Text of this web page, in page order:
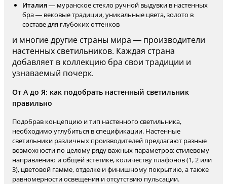
Италия— муранское стекло ручной выдувки в настенных
бра — вековые традиции, уникальные цвета, золото в
составе для глубоких оттенков
и многие другие страны мира — производители
настенных светильников. Каждая страна
добавляет в коллекцию бра свои традиции и
узнаваемый почерк.
От А до Я: как подобрать настенный светильник
правильно
Подобрав концепцию и тип настенного светильника,
необходимо углубиться в спецификации. Настенные
светильники различных производителей предлагают разные
возможности по целому ряду важных параметров: стилевому
направлению и общей эстетике, количеству плафонов (1, 2 или
3), цветовой гамме, отделке и финишному покрытию, а также
равномерности освещения и отсутствию пульсации.